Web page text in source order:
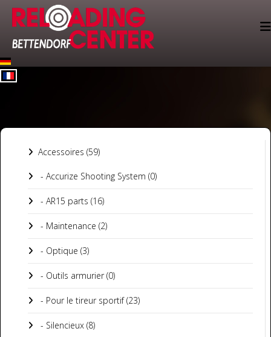
Select your language
Accessoires (59)
- Accurize Shooting System (0)
- AR15 parts (16)
- Maintenance (2)
- Optique (3)
- Outils armurier (0)
- Pour le tireur sportif (23)
- Silencieux (8)